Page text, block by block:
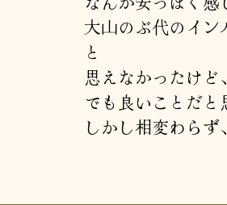
大山のぶ代のイ
と
思えなかったけど
でも良いことだと
しかし相変わらず